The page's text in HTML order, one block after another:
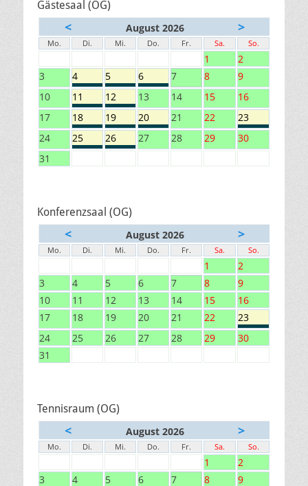
Gästesaal (OG)
< August 2026 >
Mo. Di. Mi. Do. Fr. Sa. So.
1
2
3
4 5 6 7 8
9
10
11 12 13 14 15
16
17
18 19 20 21 22
23
24
25 26 27 28 29
30
31
Konferenzsaal (OG)
< August 2026 >
Mo. Di. Mi. Do. Fr. Sa. So.
1
2
3
4 5 6 7 8
9
10
11 12 13 14 15
16
17
18 19 20 21 22
23
24
25 26 27 28 29
30
31
Tennisraum (OG)
< August 2026 >
Mo. Di. Mi. Do. Fr. Sa. So.
1
2
3
4 5 6 7 8
9